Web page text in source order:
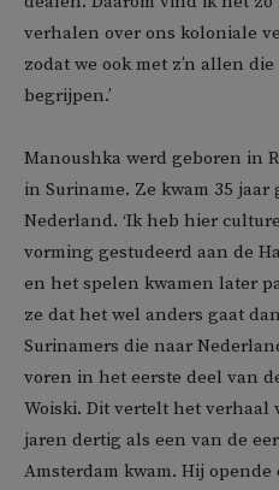
verhalen over ons koloniale
zodat we ook met z’n allen
begrijpen.’
Manoushka werd geboren in
in Suriname. Ze kwam 35
Nederland. ‘Ik heb hier
vorming gestudeerd aan de
en het spelen kwamen later
ze dat het wel anders gaat
Surinamers die naar
voren in het eerste deel van
Woiski. Dit vertelt het verhaal
jaren dertig als een van de
Amsterdam kwam. Hij